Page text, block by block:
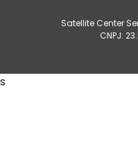
Satellite Center
CNPJ:
s